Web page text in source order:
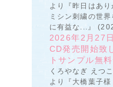
より『昨日はあり
ミシン刺繍の世
に有益な...』
2026年2月27
CD発売開始致
トサンプル無
くろやなぎ えつこ
より『大橋葉子